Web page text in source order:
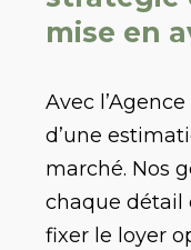
mise en
Avec
d’une
marché. Nos
chaque détail
fixer le loyer